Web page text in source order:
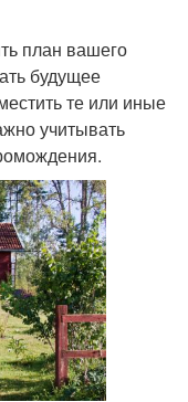
план вашего
будущее
те или иные
учитывать